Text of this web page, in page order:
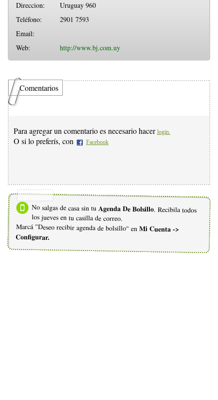
Direccion:
Uruguay 960
Teléfono:
2901 7593
Email:
Web:
http://www.bj.com.uy
Comentarios
Para agregar un comentario es necesario hacer login.
O si lo preferís, con Facebook
No salgas de casa sin tu Agenda De Bolsillo. Recibila todos
los jueves en tu casilla de correo.
Marcá "Deseo recibir agenda de bolsillo" en Mi Cuenta ->
Configurar.